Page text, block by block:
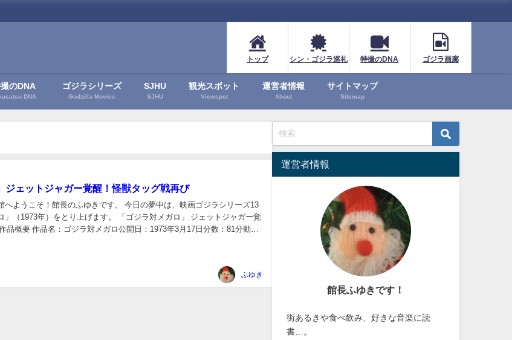
トップ シン・ゴジラ巡礼 特撮のDNA ゴジラ画廊
のDNA
DNA
ゴジラシリーズ
Godzilla Movies
SJHU
SJHU
観光スポット
Viewspot
運営者情報
About
サイトマップ
Sitemap
ジェットジャガー覚醒！怪獣タッグ戦再び
へようこそ！館長のふゆきです。 今日の夢中は、映画ゴジラシリーズ13
」（1973年）をとり上げます。 「ゴジラ対メガロ」 ジェットジャガー覚
品概要 作品名：ゴジラ対メガロ公開日：1973年3月17日分数：81分動員
ふゆき
運営者情報
館長ふゆきです！
街あるきや食べ飲み、好きな音楽に読
書…。